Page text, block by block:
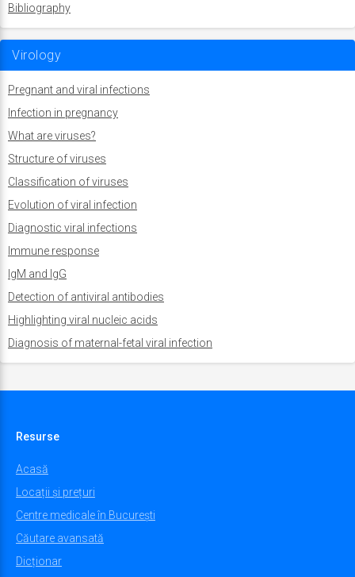
Bibliography
Virology
Pregnant and viral infections
Infection in pregnancy
What are viruses?
Structure of viruses
Classification of viruses
Evolution of viral infection
Diagnostic viral infections
Immune response
IgM and IgG
Detection of antiviral antibodies
Highlighting viral nucleic acids
Diagnosis of maternal-fetal viral infection
Resurse
Acasă
Locații și prețuri
Centre medicale în București
Căutare avansată
Dicționar